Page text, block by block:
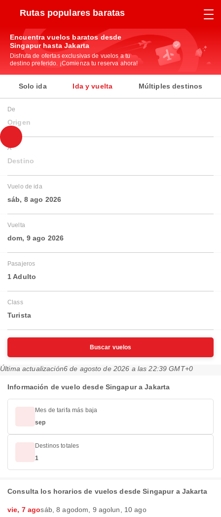
Rutas populares baratas
Encuentra vuelos baratos desde
Singapur hasta Jakarta
Disfruta de ofertas exclusivas de vuelos a tu
destino preferido. ¡Comienza tu reserva ahora!
Solo ida Ida y vuelta Múltiples destinos
De
Origen
A
Destino
Vuelo de ida
sáb, 8 ago 2026
Vuelta
dom, 9 ago 2026
Pasajeros
1 Adulto
Class
Turista
Buscar vuelos
Última actualización6 de agosto de 2026 a las 22:39 GMT+0
Información de vuelo desde Singapur a Jakarta
Mes de tarifa más baja
sep
Destinos totales
1
Consulta los horarios de vuelos desde Singapur a Jakarta
vie, 7 agosáb, 8 agodom, 9 agolun, 10 ago